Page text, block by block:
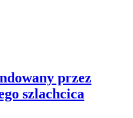
przez
szlachcica